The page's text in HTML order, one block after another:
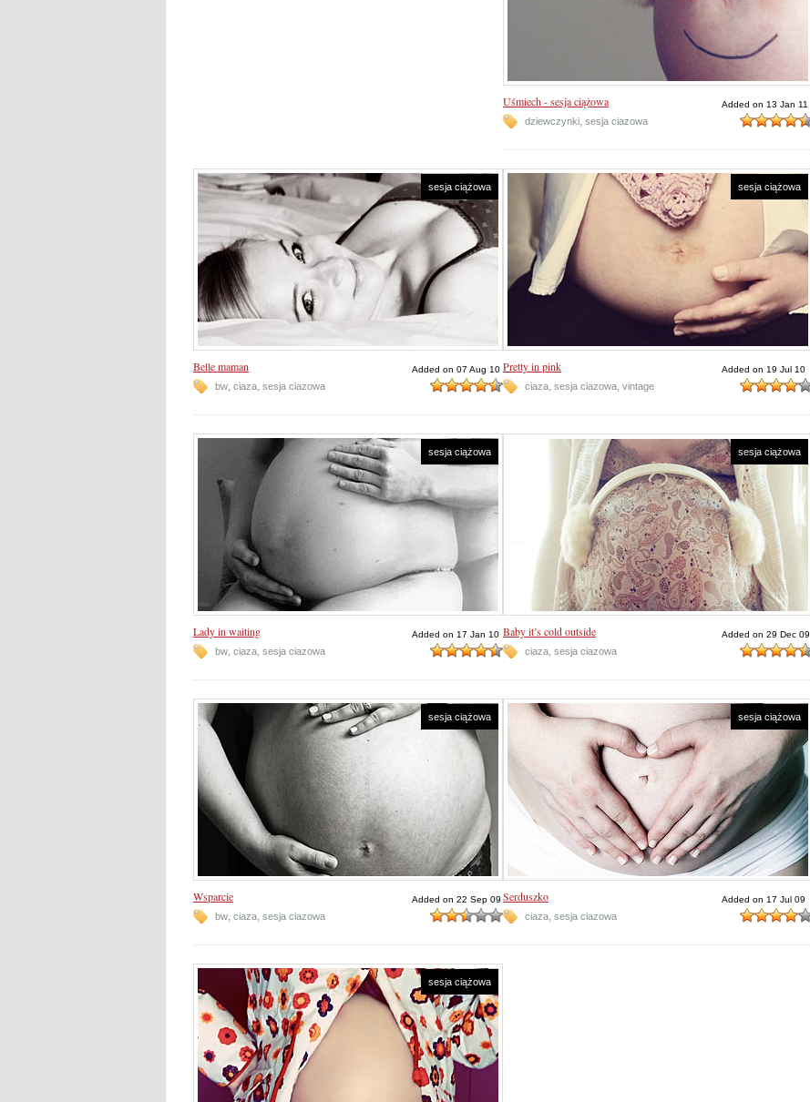
Uśmiech - sesja ciążowa Added on 13 Jan 11
dziewczynki, sesja ciazowa
sesja ciążowa
Belle maman Added on 07 Aug 10
bw, ciaza, sesja ciazowa
sesja ciążowa
Pretty in pink Added on 19 Jul 10
ciaza, sesja ciazowa, vintage
sesja ciążowa
Lady in waiting Added on 17 Jan 10
bw, ciaza, sesja ciazowa
sesja ciążowa
Baby it’s cold outside Added on 29 Dec 09
ciaza, sesja ciazowa
sesja ciążowa
Wsparcie Added on 22 Sep 09
bw, ciaza, sesja ciazowa
sesja ciążowa
Serduszko Added on 17 Jul 09
ciaza, sesja ciazowa
sesja ciążowa